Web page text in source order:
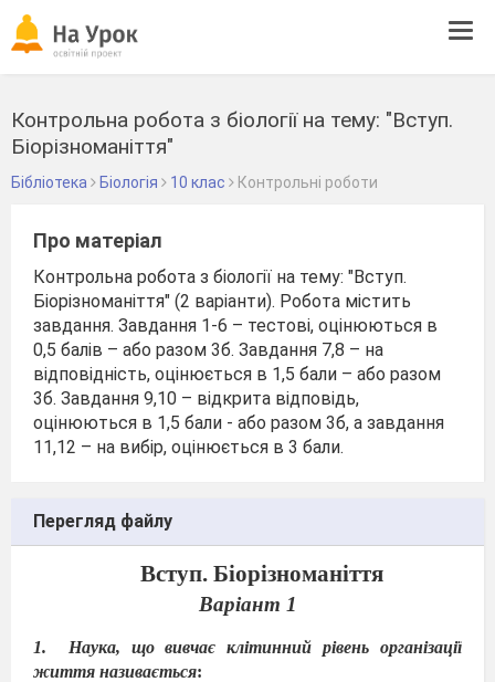
Контрольна робота з біології на тему: "Вступ.
Біорізноманіття"
Бібліотека Біологія 10 клас Контрольні роботи
Про матеріал
Контрольна робота з біології на тему: "Вступ.
Біорізноманіття" (2 варіанти). Робота містить
завдання. Завдання 1-6 – тестові, оцінюються в
0,5 балів – або разом 3б. Завдання 7,8 – на
відповідність, оцінюється в 1,5 бали – або разом
3б. Завдання 9,10 – відкрита відповідь,
оцінюються в 1,5 бали - або разом 3б, а завдання
11,12 – на вибір, оцінюється в 3 бали.
Перегляд файлу
Вступ. Біорізноманіття
Варіант 1
1.
Наука, що вивчає клітинний рівень організації
життя називається: